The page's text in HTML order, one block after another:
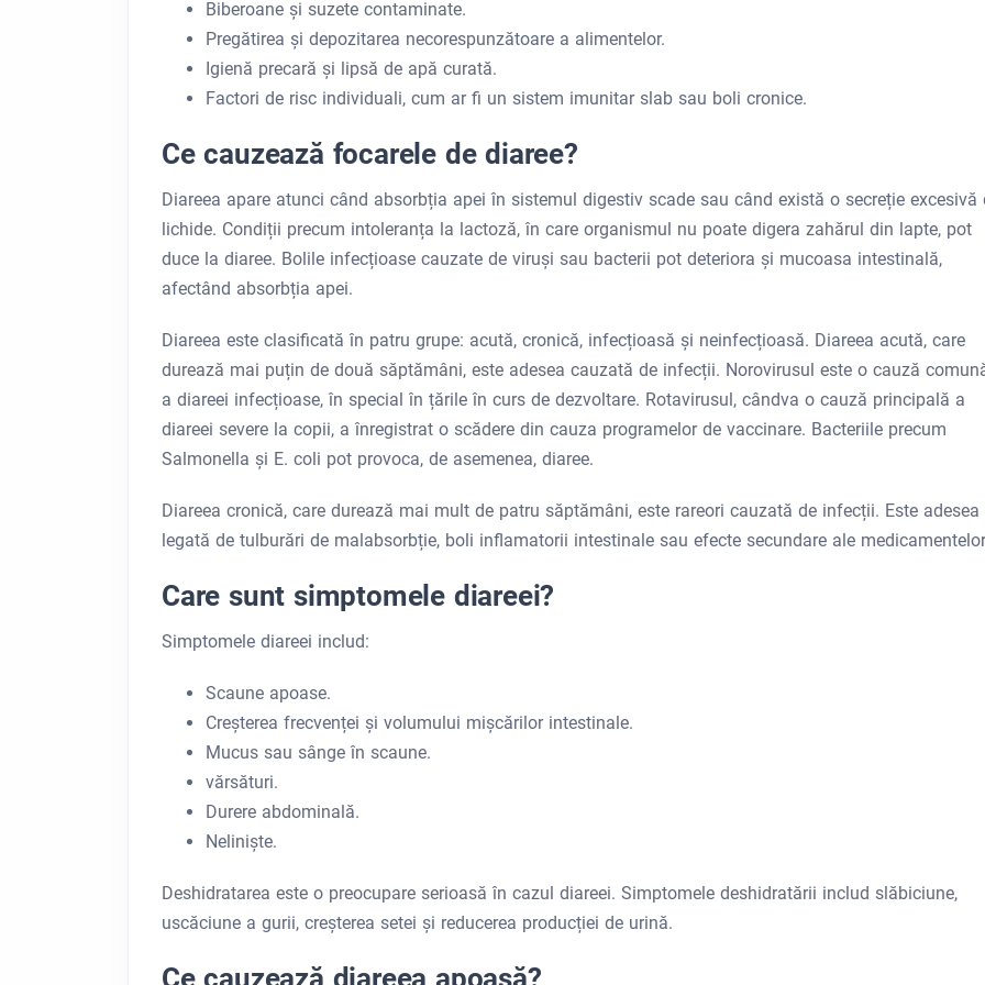
Biberoane și suzete contaminate.
Pregătirea și depozitarea necorespunzătoare a alimentelor.
Igienă precară și lipsă de apă curată.
Factori de risc individuali, cum ar fi un sistem imunitar slab sau boli cronice.
Ce cauzează focarele de diaree?
Diareea apare atunci când absorbția apei în sistemul digestiv scade sau când există o secreție excesivă
lichide. Condiții precum intoleranța la lactoză, în care organismul nu poate digera zahărul din lapte, pot
duce la diaree. Bolile infecțioase cauzate de viruși sau bacterii pot deteriora și mucoasa intestinală,
afectând absorbția apei.
Diareea este clasificată în patru grupe: acută, cronică, infecțioasă și neinfecțioasă. Diareea acută, care
durează mai puțin de două săptămâni, este adesea cauzată de infecții. Norovirusul este o cauză
a diareei infecțioase, în special în țările în curs de dezvoltare. Rotavirusul, cândva o cauză principală a
diareei severe la copii, a înregistrat o scădere din cauza programelor de vaccinare. Bacteriile precum
Salmonella și E. coli pot provoca, de asemenea, diaree.
Diareea cronică, care durează mai mult de patru săptămâni, este rareori cauzată de infecții. Este adesea
legată de tulburări de malabsorbție, boli inflamatorii intestinale sau efecte secundare ale
Care sunt simptomele diareei?
Simptomele diareei includ:
Scaune apoase.
Creșterea frecvenței și volumului mișcărilor intestinale.
Mucus sau sânge în scaune.
vărsături.
Durere abdominală.
Nelinişte.
Deshidratarea este o preocupare serioasă în cazul diareei. Simptomele deshidratării includ slăbiciune,
uscăciune a gurii, creșterea setei și reducerea producției de urină.
Ce cauzează diareea apoasă?